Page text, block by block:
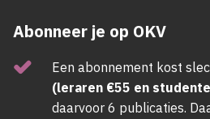
Abonneer je op OKV
Een abonnement kost
(leraren €55 en
daarvoor 6 publicaties.